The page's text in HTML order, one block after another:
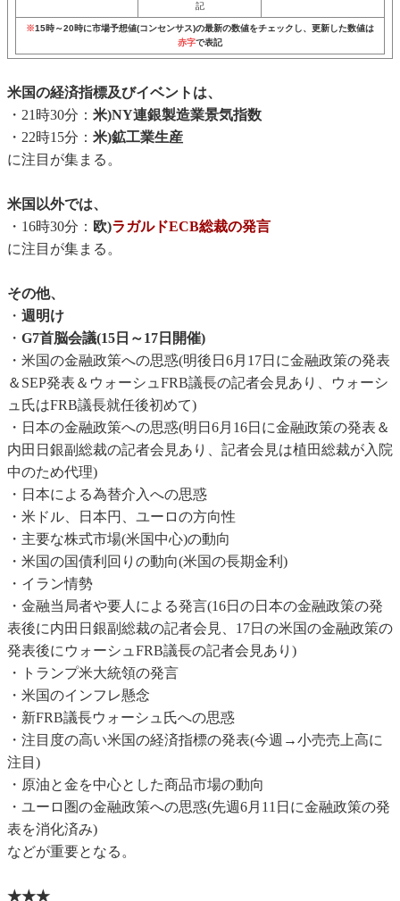
記
※15時～20時に市場予想値(コンセンサス)の最新の数値をチェックし、更新した数値は
赤字で表記
米国の経済指標及びイベントは、
・21時30分： 米)NY連銀製造業景気指数
・22時15分： 米)鉱工業生産
に注目が集まる。
米国以外では、
・16時30分： 欧)ラガルドECB総裁の発言
に注目が集まる。
その他、
・ 週明け
・ G7首脳会議(15日～17日開催)
・米国の金融政策への思惑(明後日6月17日に金融政策の発表
＆SEP発表＆ウォーシュFRB議長の記者会見あり、ウォーシ
ュ氏はFRB議長就任後初めて)
・日本の金融政策への思惑(明日6月16日に金融政策の発表＆
内田日銀副総裁の記者会見あり、記者会見は植田総裁が入院
中のため代理)
・日本による為替介入への思惑
・米ドル、日本円、ユーロの方向性
・主要な株式市場(米国中心)の動向
・米国の国債利回りの動向(米国の長期金利)
・イラン情勢
・金融当局者や要人による発言(16日の日本の金融政策の発
表後に内田日銀副総裁の記者会見、17日の米国の金融政策の
発表後にウォーシュFRB議長の記者会見あり)
・トランプ米大統領の発言
・米国のインフレ懸念
・新FRB議長ウォーシュ氏への思惑
・注目度の高い米国の経済指標の発表(今週→小売売上高に
注目)
・原油と金を中心とした商品市場の動向
・ユーロ圏の金融政策への思惑(先週6月11日に金融政策の発
表を消化済み)
などが重要となる。
★★★